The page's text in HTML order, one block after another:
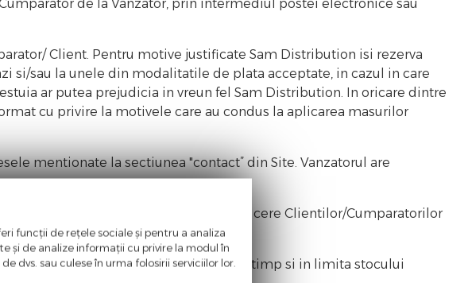
de la Vanzator, prin intermediul postei electronice sau
Client. Pentru motive justificate Sam Distribution isi rezerva
si/sau la unele din modalitatile de plata acceptate, in cazul in care
ar putea prejudicia in vreun fel Sam Distribution. In oricare dintre
cu privire la motivele care au condus la aplicarea masurilor
mentionate la sectiunea "contact” din Site. Vanzatorul are
Distribution isi rezerva dreptul de a cere Clientilor/Cumparatorilor
cadrul Site-ului.
practicate, intr-o anumita perioada de timp si in limita stocului
funcții de rețele sociale și pentru a analiza
și de analize informații cu privire la modul în
dvs. sau culese în urma folosirii serviciilor lor.